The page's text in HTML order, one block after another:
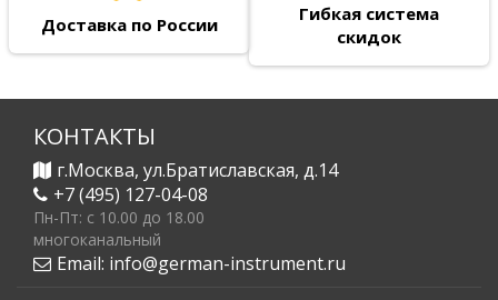
Доставка по России
Гибкая система
скидок
КОНТАКТЫ
г.Москва, ул.Братиславская, д.14
+7 (495) 127-04-08
Пн-Пт: c 10.00 до 18.00
многоканальный
Email: info@german-instrument.ru